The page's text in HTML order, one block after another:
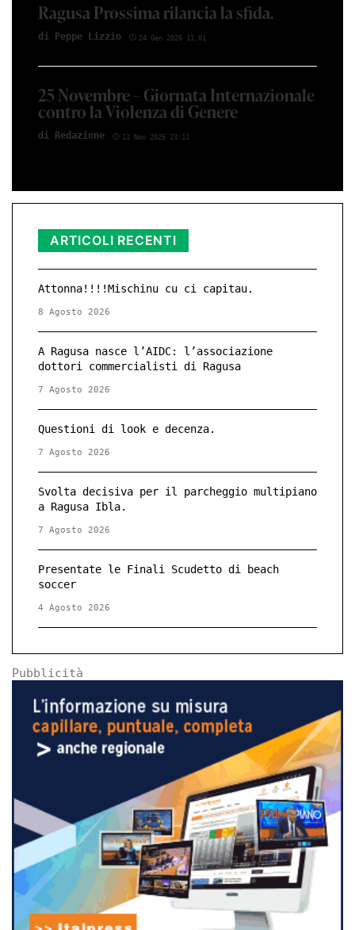
Ragusa Prossima rilancia la sfida.
di Peppe Li­z­zio 24 Gen 2026 11:01
25 Novembre – Giornata Internazionale
contro la Violenza di Genere
di Red­azio­ne 11 Nov 2025 23:11
ARTICOLI RECENTI
Attonna!!!!Mischinu cu ci capitau.
8 Agosto 2026
A Ragusa nasce l’AIDC: l’associazione
dottori commercialisti di Ragusa
7 Agosto 2026
Questioni di look e decenza.
7 Agosto 2026
Svolta decisiva per il parcheggio multipiano
a Ragusa Ibla.
7 Agosto 2026
Presentate le Finali Scudetto di beach
soccer
4 Agosto 2026
Pubblicità